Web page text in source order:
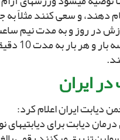
دهند، و سعى کنند مثلاً به
در روز و به مدت نیم
آن را به سه بار و هر
ایران‏
دیابت ایران اعلام کرد:
دیابت براى دیابتى‏هاى